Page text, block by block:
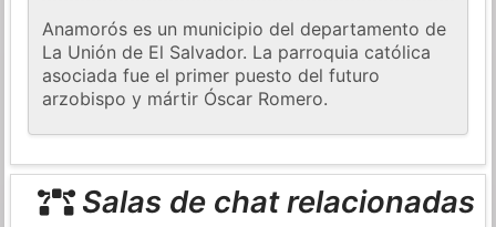
Anamorós es un municipio del departamento de
La Unión de El Salvador. La parroquia católica
asociada fue el primer puesto del futuro
arzobispo y mártir Óscar Romero.
Salas de chat relacionadas